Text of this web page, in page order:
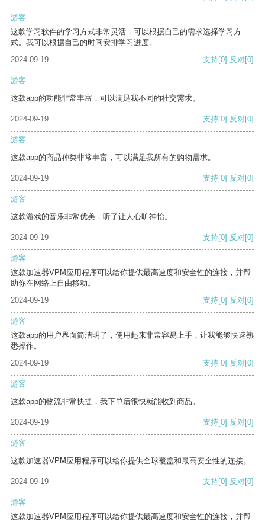
游客
这款学习软件的学习方式非常灵活，可以根据自己的需求选择学习方
式。我可以根据自己的时间安排学习进度。
2024-09-19
支持[0] 反对[0]
游客
这款app的功能非常丰富，可以满足我不同的社交需求。
2024-09-19 支持[0] 反对[0]
游客
这款app的商品种类非常丰富，可以满足我所有的购物需求。
2024-09-19 支持[0] 反对[0]
游客
这款游戏的音乐非常优美，听了让人心旷神怡。
2024-09-19 支持[0] 反对[0]
游客
这款加速器VPM应用程序可以给你提供最高速度和安全性的连接，并帮
助你在网络上自由移动。
2024-09-19
支持[0] 反对[0]
游客
这款app的用户界面简洁明了，使用起来非常容易上手，让我能够快速熟
悉操作。
2024-09-19
支持[0] 反对[0]
游客
这款app的物流非常快捷，我下单后很快就能收到商品。
2024-09-19 支持[0] 反对[0]
游客
这款加速器VPM应用程序可以给你提供全球覆盖和最高安全性的连接。
2024-09-19 支持[0] 反对[0]
游客
这款加速器VPM应用程序可以给你提供最高速度和安全性的连接，并帮